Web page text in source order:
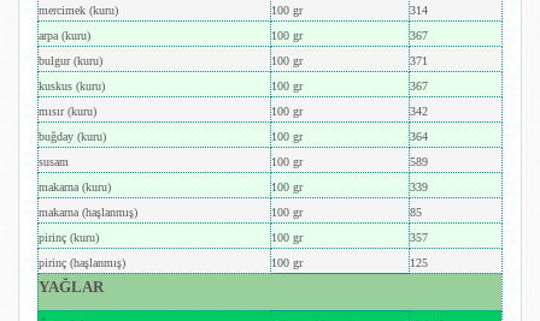
mercimek (kuru)
100 gr
314
arpa (kuru)
100 gr
367
bulgur (kuru)
100 gr
371
kuskus (kuru)
100 gr
367
mısır (kuru)
100 gr
342
buğday (kuru)
100 gr
364
susam
100 gr
589
makarna (kuru)
100 gr
339
makarna (haşlanmış)
100 gr
85
pirinç (kuru)
100 gr
357
pirinç (haşlanmış)
100 gr 125
YAĞLAR